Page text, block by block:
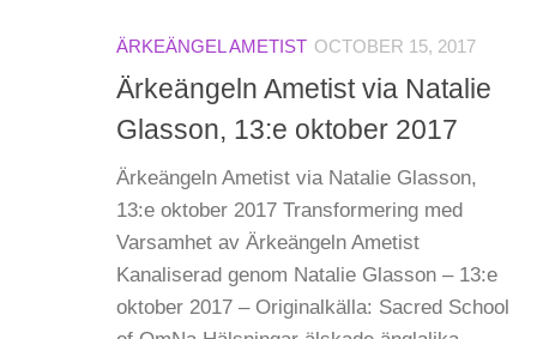
ÄRKEÄNGEL AMETIST OCTOBER 15, 2017
Ärkeängeln Ametist via Natalie
Glasson, 13:e oktober 2017
Ärkeängeln Ametist via Natalie Glasson,
13:e oktober 2017 Transformering med
Varsamhet av Ärkeängeln Ametist
Kanaliserad genom Natalie Glasson – 13:e
oktober 2017 – Originalkälla: Sacred School